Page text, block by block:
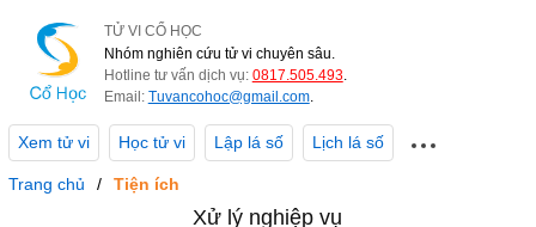
TỬ VI CỔ HỌC
Nhóm nghiên cứu tử vi chuyên sâu.
Hotline tư vấn dịch vụ: 0817.505.493.
Email: Tuvancohoc@gmail.com.
Xem tử vi Học tử vi Lập lá số Lịch lá số
Trang chủ Tiện ích
Xử lý nghiệp vụ